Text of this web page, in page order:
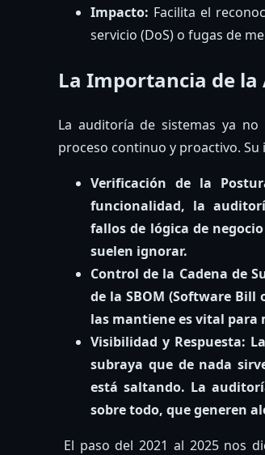
Impacto: Facilita el
servicio (DoS) o fugas de
La Importancia de
La auditoría de sistemas ya
proceso continuo y proactivo.
Verificación de la
funcionalidad, la
fallos de lógica de
suelen ignorar.
Control de la Cadena de
de la SBOM (Software Bill
las mantiene es vital
Visibilidad y Respuesta:
subraya que de nada
está saltando. La
sobre todo, que generen
El paso del 2021 al 2025 nos